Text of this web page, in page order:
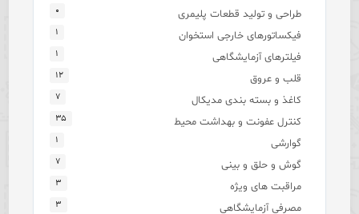
طراحی و تولید قطعات پلیمری ۰
فیکساتورهای خارجی استخوان ۱
فیلترهای آزمایشگاهی ۱
قلب و عروق ۱۲
کاغذ و بسته بندی مدیکال ۷
کنترل عفونت و بهداشت محیط ۳۵
گوارشی ۱
گوش و حلق و بینی ۷
مراقبت های ویژه ۳
مصرفی آزمایشگاهی ۳